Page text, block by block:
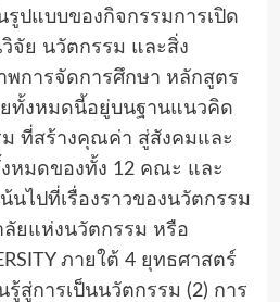
ปแบบของกิจกรรมการเปิด
จัย นวัตกรรม และสิ่ง
พการจัดการศึกษา หลักสูตร
ยทั้งหมดนี้อยู่บนฐานแนวคิด
ที่สร้างคุณค่า สู่สังคมและ
หมดของทั้ง 12 คณะ และ
นไปที่เรื่องราวของนวัตกรรม
ยแห่งนวัตกรรม หรือ
ภายใต้ 4 ยุทธศาสตร์
รู้สู่การเป็นนวัตกรรม (2) การ